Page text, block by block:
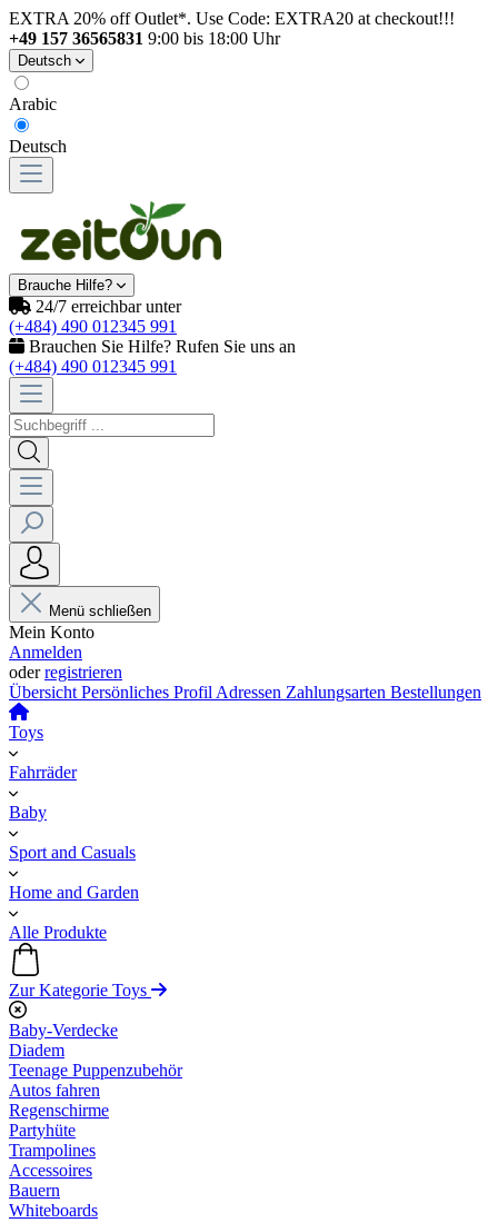
EXTRA 20% off Outlet*. Use Code: EXTRA20 at checkout!!!
+49 157 36565831 9:00 bis 18:00 Uhr
Deutsch
Arabic
Deutsch
Brauche Hilfe?
24/7 erreichbar unter
(+484) 490 012345 991
Brauchen Sie Hilfe? Rufen Sie uns an
(+484) 490 012345 991
Menü schließen
Mein Konto
Anmelden
oderregistrieren
Übersicht Persönliches Profil Adressen Zahlungsarten Bestellungen
Toys
Fahrräder
Baby
Sport and Casuals
Home and Garden
Alle Produkte
Zur Kategorie Toys
Baby-Verdecke
Diadem
Teenage Puppenzubehör
Autos fahren
Regenschirme
Partyhüte
Trampolines
Accessoires
Bauern
Whiteboards